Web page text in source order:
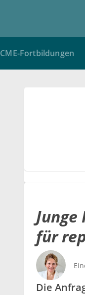
CME-Fortbildungen
für
Die